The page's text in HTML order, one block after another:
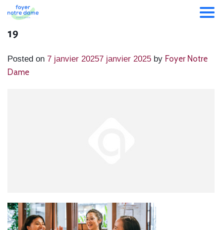
19
Posted on 7 janvier 20257 janvier 2025 by Foyer Notre
Dame